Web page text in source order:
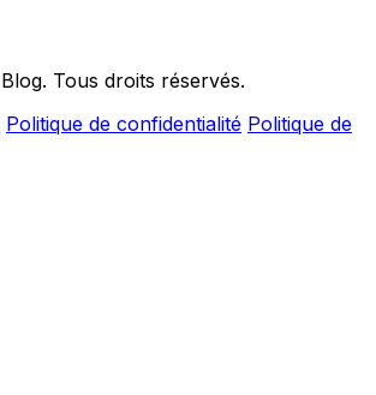
Tous droits réservés.
Politique de confidentialité Politique de